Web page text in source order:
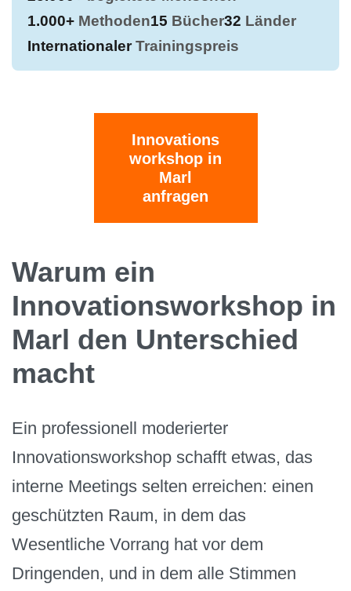
1.000+ Methoden15 Bücher32 Länder
InternationalerTrainingspreis
Innovations
workshop in
Marl
anfragen
Warum ein
Innovationsworkshop in
Marl den Unterschied
macht
Ein professionell moderierter
Innovationsworkshop schafft etwas, das
interne Meetings selten erreichen: einen
geschützten Raum, in dem das
Wesentliche Vorrang hat vor dem
Dringenden, und in dem alle Stimmen